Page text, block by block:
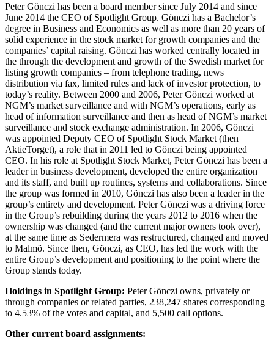
Peter Gönczi has been a board member since July 2014 and since
June 2014 the CEO of Spotlight Group. Gönczi has a Bachelor’s
degree in Business and Economics as well as more than 20 years of
solid experience in the stock market for growth companies and the
companies’ capital raising. Gönczi has worked centrally located in
the through the development and growth of the Swedish market for
listing growth companies – from telephone trading, news
distribution via fax, limited rules and lack of investor protection, to
today’s reality. Between 2000 and 2006, Peter Gönczi worked at
NGM’s market surveillance and with NGM’s operations, early as
head of information surveillance and then as head of NGM’s market
surveillance and stock exchange administration. In 2006, Gönczi
was appointed Deputy CEO of Spotlight Stock Market (then
AktieTorget), a role that in 2011 led to Gönczi being appointed
CEO. In his role at Spotlight Stock Market, Peter Gönczi has been a
leader in business development, developed the entire organization
and its staff, and built up routines, systems and collaborations. Since
the group was formed in 2010, Gönczi has also been a leader in the
group’s entirety and development. Peter Gönczi was a driving force
in the Group’s rebuilding during the years 2012 to 2016 when the
ownership was changed (and the current major owners took over),
at the same time as Sedermera was restructured, changed and moved
to Malmö. Since then, Gönczi, as CEO, has led the work with the
entire Group’s development and positioning to the point where the
Group stands today.
Holdings in Spotlight Group: Peter Gönczi owns, privately or
through companies or related parties, 238,247 shares corresponding
to 4.53% of the votes and capital, and 5,500 call options.
Other current board assignments: